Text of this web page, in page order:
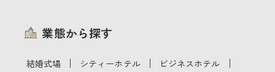
業態から探す
結婚式場 ｜ シティーホテル ｜ ビジネスホテル ｜